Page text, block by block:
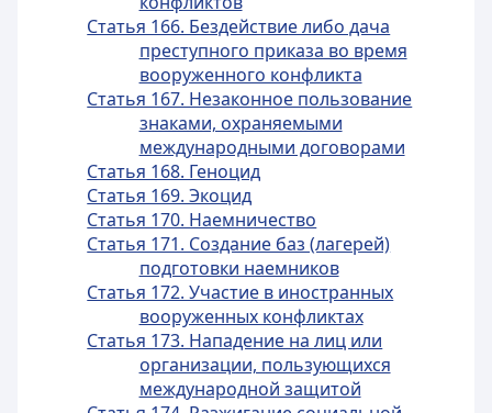
Статья 166. Бездействие либо дача
преступного приказа во время
вооруженного конфликта
Статья 167. Незаконное пользование
знаками, охраняемыми
международными договорами
Статья 168. Геноцид
Статья 169. Экоцид
Статья 170. Наемничество
Статья 171. Создание баз (лагерей)
подготовки наемников
Статья 172. Участие в иностранных
вооруженных конфликтах
Статья 173. Нападение на лиц или
организации, пользующихся
международной защитой